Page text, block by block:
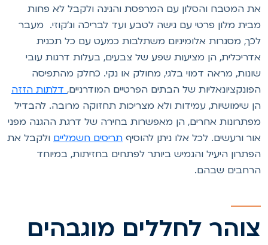
המטבח והסלון עם המרפסת והגינה ולקבל לא פחות
מלון פרטי עם גישה לטבע ועד לבריכה וג'קוזי. מעבר
מסגרות אלומיניום משתלבות כמעט עם כל תכנית
הן מציעות שפע של צבעים, בעלות דרגות עובי
מראה דמוי בלגי, מחולק או נקי. כחלק מהתפיסה
של הבתים הפרטיים המודרניים,דלתות הזזה
שימושיות, עמידות ולא מצריכות תחזוקה מרובה. להבדיל
אחרים, הן מאפשרות בחירה של דרגת ההגנה מפני
ורעשים. לכל אלו ניתן להוסיףתריסים חשמלייםולקבל את
היעיל והגמיש ביותר לפתחים בחזיתות, במיוחד
שבהם.
לחללים מוגבהים